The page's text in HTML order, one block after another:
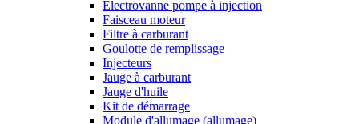
Electrovanne pompe à injection
Faisceau moteur
Filtre à carburant
Goulotte de remplissage
Injecteurs
Jauge à carburant
Jauge d'huile
Kit de démarrage
Module d'allumage (allumage)